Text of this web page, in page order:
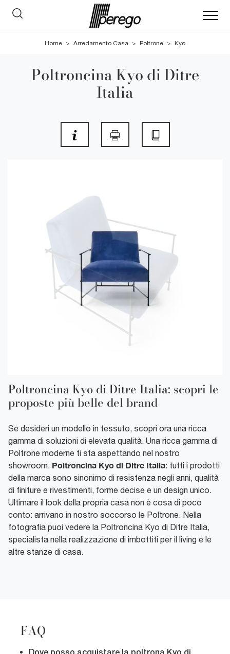
Home > Arredamento Casa > Poltrone > Kyo
Poltroncina Kyo di Ditre
Italia
Poltroncina Kyo di Ditre Italia: scopri le
proposte più belle del brand
Se desideri un modello in tessuto, scopri ora una ricca
gamma di soluzioni di elevata qualità. Una ricca gamma di
Poltrone moderne ti sta aspettando nel nostro
showroom. Poltroncina Kyo di Ditre Italia: tutti i prodotti
della marca sono sinonimo di resistenza negli anni, qualità
di finiture e rivestimenti, forme decise e un design unico.
Ultimare il look della propria casa non è cosa di poco
conto: arrivano in nostro soccorso le Poltrone. Nella
fotografia puoi vedere la Poltroncina Kyo di Ditre Italia,
specialista nella realizzazione di imbottiti per il living e le
altre stanze di casa.
FAQ